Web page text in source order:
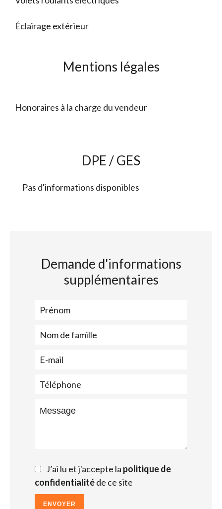
Éclairage extérieur
Mentions légales
Honoraires à la charge du vendeur
DPE / GES
Pas d'informations disponibles
Demande d'informations
supplémentaires
J’ai lu et j'accepte la politique de
confidentialitéde ce site
ENVOYER